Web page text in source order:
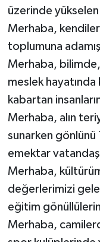
üzerinde
Merhaba,
toplumuna
Merhaba,
meslek hayatında
kabartan
Merhaba, alın
sunarken gönlünü
emektar
Merhaba,
değerlerimizi
eğitim
Merhaba,